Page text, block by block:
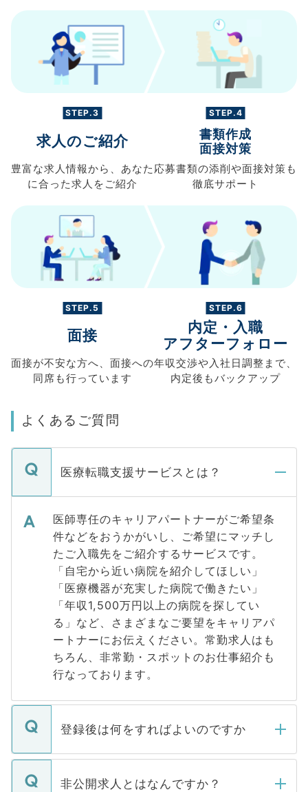
STEP.3
求人のご紹介
豊富な求人情報から、 あなた
に合った求人を ご紹介
STEP.4
書類作成
面接対策
応募書類の添削や面接対策も
徹底サポート
STEP.5
面接
面接が不安な方へ、 面接への
同席も行っています
STEP.6
内定・入職
アフターフォロー
年収交渉や入社日調整まで、
内定後もバックアップ
よくあるご質問
医療転職支援サービスとは？
医師専任のキャリアパートナーがご希望条
件などをおうかがいし、ご希望にマッチし
たご入職先をご紹介するサービスです。
「自宅から近い病院を紹介してほしい」
「医療機器が充実した病院で働きたい」
「年収1,500万円以上の病院を探してい
る」など、さまざまなご要望をキャリアパ
ートナーにお伝えください。常勤求人はも
ちろん、非常勤・スポットのお仕事紹介も
行なっております。
登録後は何をすればよいのですか
ご登録いただきましたら、弊社担当者がご
登録内容を確認し、その後メールもしくは
非公開求人とはなんですか？